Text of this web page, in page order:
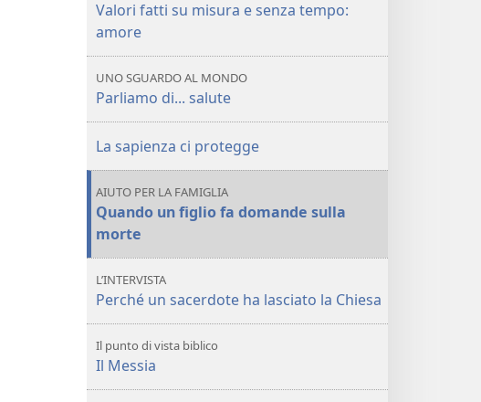
Valori fatti su misura e senza tempo:
amore
UNO SGUARDO AL MONDO
Parliamo di... salute
La sapienza ci protegge
AIUTO PER LA FAMIGLIA
Quando un figlio fa domande sulla
morte
L’INTERVISTA
Perché un sacerdote ha lasciato la Chiesa
Il punto di vista biblico
Il Messia